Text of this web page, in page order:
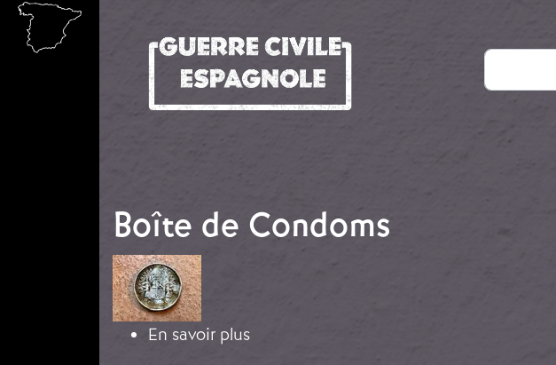
Aller au contenu principal
Rechercher
Boîte de Condoms
Image
En savoir plussur Boîte de Condoms